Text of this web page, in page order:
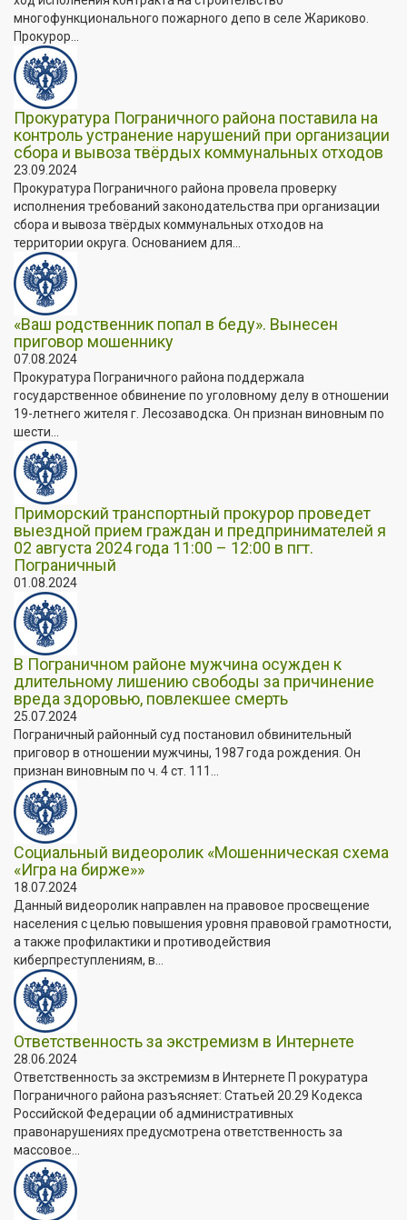
многофункционального пожарного депо в селе Жариково.
Прокурор...
Прокуратура Пограничного района поставила на
контроль устранение нарушений при организации
сбора и вывоза твёрдых коммунальных отходов
23.09.2024
Прокуратура Пограничного района провела проверку
исполнения требований законодательства при организации
сбора и вывоза твёрдых коммунальных отходов на
территории округа. Основанием для...
«Ваш родственник попал в беду». Вынесен
приговор мошеннику
07.08.2024
Прокуратура Пограничного района поддержала
государственное обвинение по уголовному делу в отношении
19-летнего жителя г. Лесозаводска. Он признан виновным по
шести...
Приморский транспортный прокурор проведет
выездной прием граждан и предпринимателей я
02 августа 2024 года 11:00 – 12:00 в пгт.
Пограничный
01.08.2024
В Пограничном районе мужчина осужден к
длительному лишению свободы за причинение
вреда здоровью, повлекшее смерть
25.07.2024
Пограничный районный суд постановил обвинительный
приговор в отношении мужчины, 1987 года рождения. Он
признан виновным по ч. 4 ст. 111...
Социальный видеоролик «Мошенническая схема
«Игра на бирже»»
18.07.2024
Данный видеоролик направлен на правовое просвещение
населения с целью повышения уровня правовой грамотности,
а также профилактики и противодействия
киберпреступлениям, в...
Ответственность за экстремизм в Интернете
28.06.2024
Ответственность за экстремизм в Интернете П рокуратура
Пограничного района разъясняет: Статьей 20.29 Кодекса
Российской Федерации об административных
правонарушениях предусмотрена ответственность за
массовое...